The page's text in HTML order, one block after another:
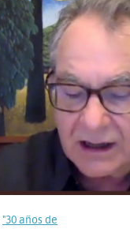
"30 años de